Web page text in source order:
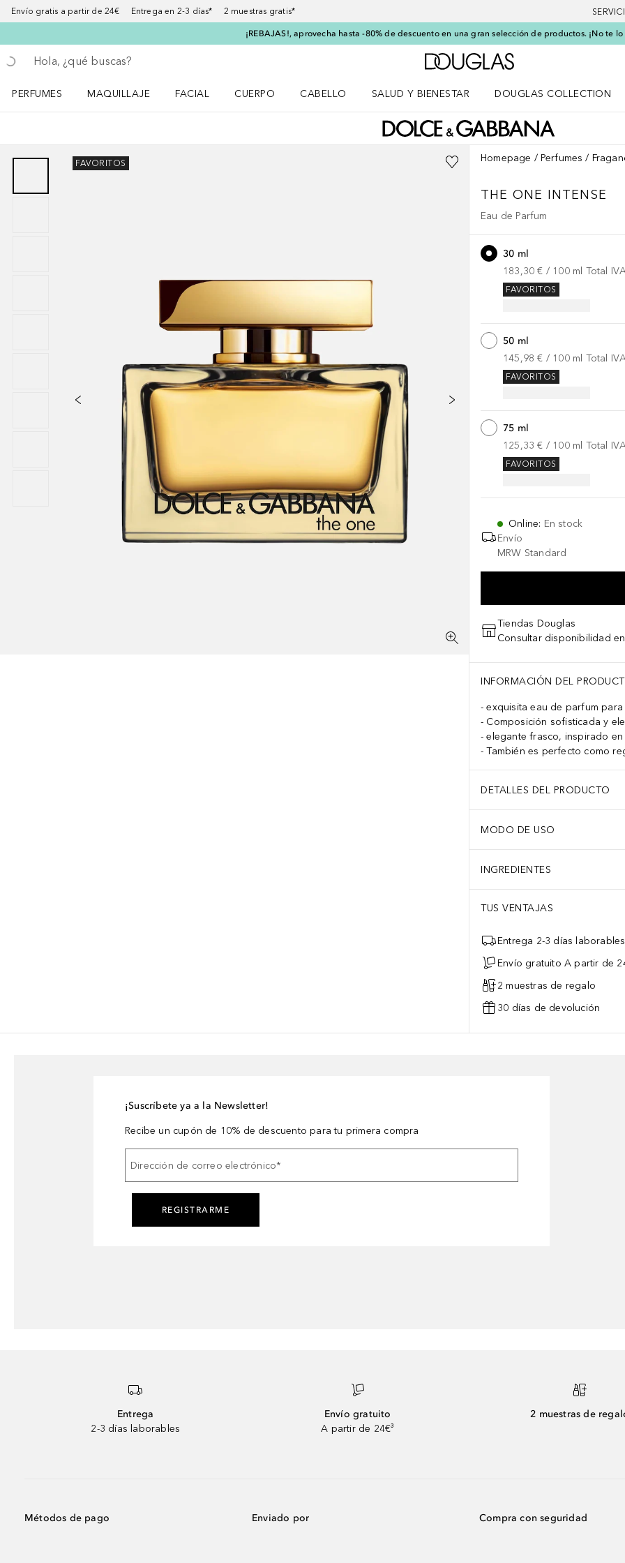
Envío gratis a partir de 24€ Entrega en 2-3 días* 2 muestras gratis*
¡REBAJAS!, aprovecha hasta -80% de descuento en una gran selección de productos. ¡No te
Regresar
Ejecutar búsqueda
A Douglas Home
PERFUMES
MAQUILLAJE
FACIAL
CUERPO
CABELLO
SALUD Y BIENESTAR
DOUGLAS COLLECTION
FAVORITOS Homepage Perfumes
THE ONE INTENSE
Eau de Parfum
30 ml
183,30 € / 100 ml Total
FAVORITOS
50 ml
145,98 € / 100 ml Total
FAVORITOS
75 ml
125,33 € / 100 ml Total
FAVORITOS
Online: En stock
Envío
MRW Standard
Tiendas Douglas
Consultar disponibilidad
INFORMACIÓN DEL
exquisita eau de parfum para
Composición sofisticada y
elegante frasco, inspirado en
También es perfecto como
DETALLES DEL PRODUCTO
MODO DE USO
INGREDIENTES
TUS VENTAJAS
Entrega 2-3 días laborables
Envío gratuito A partir de
2 muestras de regalo
30 días de devolución
¡Suscríbete ya a la Newsletter!
Recibe un cupón de 10% de descuento para tu primera compra
Dirección de correo electrónico*
REGISTRARME
Entrega
2-3 días laborables
Envío gratuito
A partir de 24€³
2 muestras de
Métodos de pago Enviado por Compra con seguridad